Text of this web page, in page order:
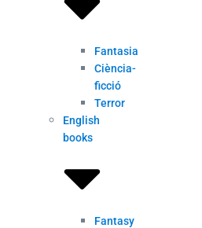
Fantasia
Ciència-
ficció
Terror
English
books
Fantasy